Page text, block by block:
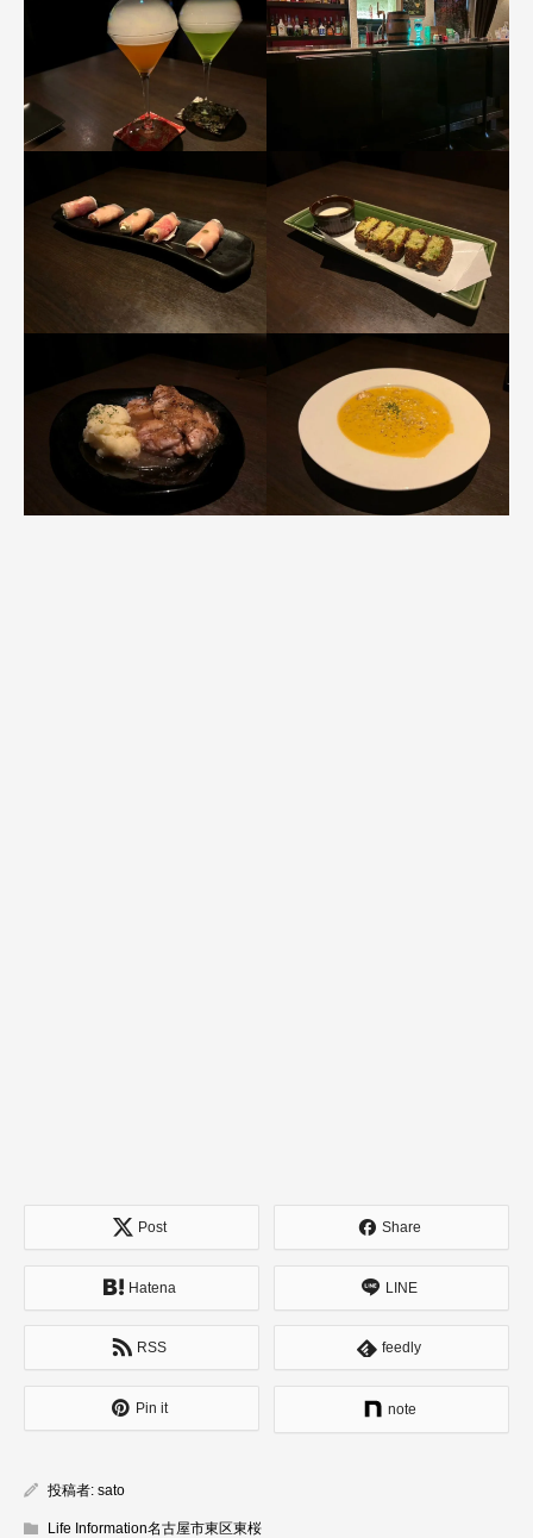
Post Share
Hatena LINE
RSS feedly
Pin it note
投稿者: sato
Life Information名古屋市東区東桜